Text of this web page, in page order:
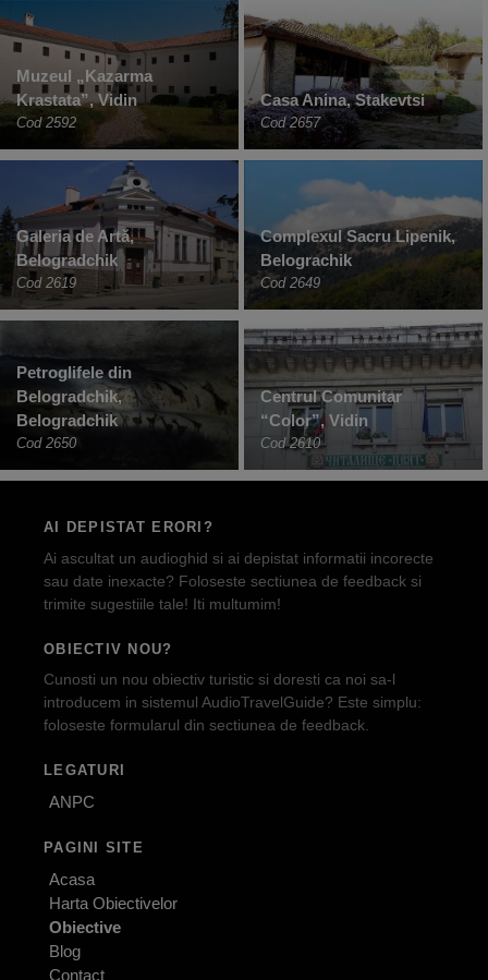
Muzeul „Kazarma
Krastata”, Vidin
Cod 2592
Casa Anina, Stakevtsi
Cod 2657
Galeria de Artă,
Belogradchik
Cod 2619
Complexul Sacru Lipenik,
Belograchik
Cod 2649
Petroglifele din
Belogradchik,
Belogradchik
Cod 2650
Centrul Comunitar
“Color”, Vidin
Cod 2610
AI DEPISTAT ERORI?
Ai ascultat un audioghid si ai depistat informatii incorecte
sau date inexacte? Foloseste sectiunea de feedback si
trimite sugestiile tale! Iti multumim!
OBIECTIV NOU?
Cunosti un nou obiectiv turistic si doresti ca noi sa-l
introducem in sistemul AudioTravelGuide? Este simplu:
foloseste formularul din sectiunea de feedback.
LEGATURI
ANPC
PAGINI SITE
Acasa
Harta Obiectivelor
Obiective
Blog
Contact